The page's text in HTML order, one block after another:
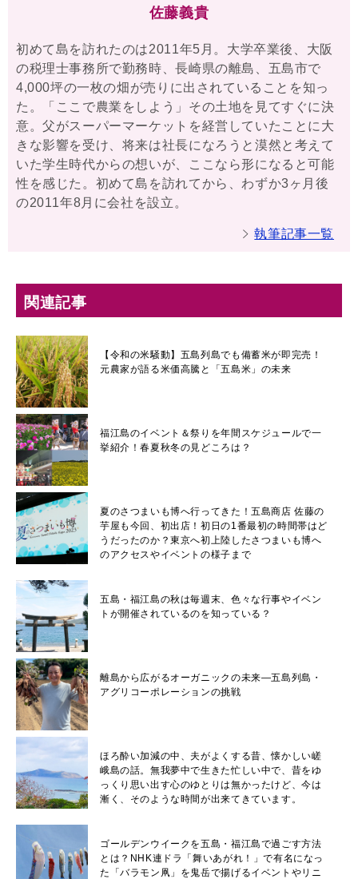
佐藤義貴
初めて島を訪れたのは2011年5月。大学卒業後、大阪
の税理士事務所で勤務時、長崎県の離島、五島市で
4,000坪の一枚の畑が売りに出されていることを知っ
た。「ここで農業をしよう」その土地を見てすぐに決
意。父がスーパーマーケットを経営していたことに大
きな影響を受け、将来は社長になろうと漠然と考えて
いた学生時代からの想いが、ここなら形になると可能
性を感じた。初めて島を訪れてから、わずか3ヶ月後
の2011年8月に会社を設立。
執筆記事一覧
関連記事
【令和の米騒動】五島列島でも備蓄米が即完売！
元農家が語る米価高騰と「五島米」の未来
福江島のイベント＆祭りを年間スケジュールで一
挙紹介！春夏秋冬の見どころは？
夏のさつまいも博へ行ってきた！五島商店 佐藤の
芋屋も今回、初出店！初日の1番最初の時間帯はど
うだったのか？東京へ初上陸したさつまいも博へ
のアクセスやイベントの様子まで
五島・福江島の秋は毎週末、色々な行事やイベン
トが開催されているのを知っている？
離島から広がるオーガニックの未来―五島列島・
アグリコーポレーションの挑戦
ほろ酔い加減の中、夫がよくする昔、懐かしい嵯
峨島の話。無我夢中で生きた忙しい中で、昔をゆ
っくり思い出す心のゆとりは無かったけど、今は
漸く、そのような時間が出来てきています。
ゴールデンウイークを五島・福江島で過ごす方法
とは？NHK連ドラ「舞いあがれ！」で有名になっ
た「バラモン凧」を鬼岳で揚げるイベントやリニ